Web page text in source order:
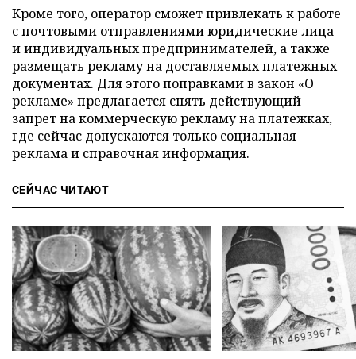
Кроме того, оператор сможет привлекать к работе
с почтовыми отправлениями юридические лица
и индивидуальных предпринимателей, а также
размещать рекламу на доставляемых платежных
документах. Для этого поправками в закон «О
рекламе» предлагается снять действующий
запрет на коммерческую рекламу на платежках,
где сейчас допускаются только социальная
реклама и справочная информация.
СЕЙЧАС ЧИТАЮТ